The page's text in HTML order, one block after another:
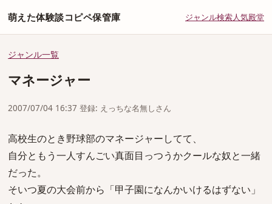
萌えた体験談コピペ保管庫 ジャンル検索人気殿堂
ジャンル一覧
マネージャー
2007/07/04 16:37 登録: えっちな名無しさん
高校生のとき野球部のマネージャーしてて、
自分ともう一人すんごい真面目っつうかクールな奴と一緒
だった。
そいつ夏の大会前から「甲子園になんかいけるはずない」